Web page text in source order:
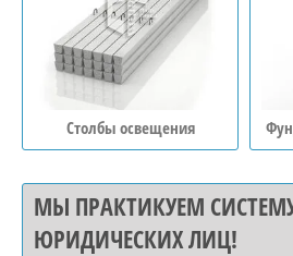
Столбы освещения
МЫ ПРАКТИКУЕМ
ЮРИДИЧЕСКИХ ЛИЦ!